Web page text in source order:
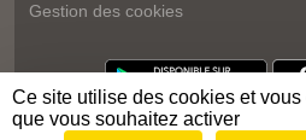
Gestion des cookies
Ce site utilise des cookies et
que vous souhaitez activer